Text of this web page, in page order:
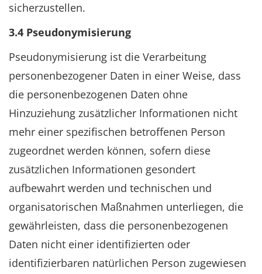
sicherzustellen.
3.4 Pseudonymisierung
Pseudonymisierung ist die Verarbeitung
personenbezogener Daten in einer Weise, dass
die personenbezogenen Daten ohne
Hinzuziehung zusätzlicher Informationen nicht
mehr einer spezifischen betroffenen Person
zugeordnet werden können, sofern diese
zusätzlichen Informationen gesondert
aufbewahrt werden und technischen und
organisatorischen Maßnahmen unterliegen, die
gewährleisten, dass die personenbezogenen
Daten nicht einer identifizierten oder
identifizierbaren natürlichen Person zugewiesen